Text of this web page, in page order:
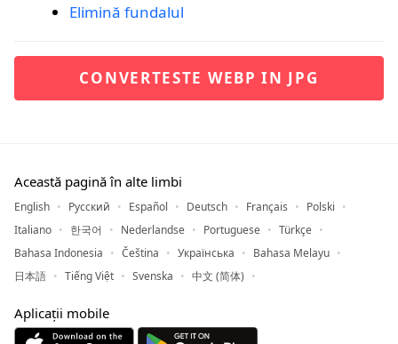
Elimină fundalul
CONVERTESTE WEBP IN JPG
Această pagină în alte limbi
English Русский Español Deutsch Français
Polski
Italiano
한국어 Nederlandse Portuguese
Türkçe
Bahasa Indonesia
Čeština Українська
Bahasa Melayu
日本語
Tiếng Việt Svenska 中文 (简体)
Aplicații mobile